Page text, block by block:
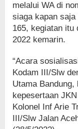
melalui WA di
siaga kapan
165, kegiatan itu
2022 kemarin.
“Acara
Kodam III/Slw
Utama
kepesertaan
Kolonel Inf Arie
III/Slw Jalan